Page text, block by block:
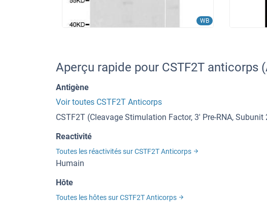
WB
Aperçu rapide pour CSTF2T anticorps
Antigène
Voir toutes CSTF2T Anticorps
CSTF2T (Cleavage Stimulation Factor, 3' Pre-RNA,
Reactivité
Toutes les réactivités sur CSTF2T Anticorps
Humain
Hôte
Toutes les hôtes sur CSTF2T Anticorps